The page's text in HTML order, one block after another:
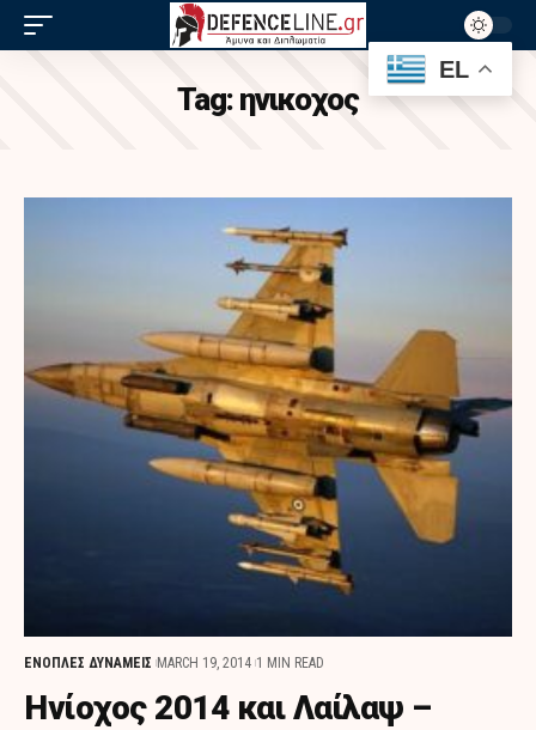
Tag: ηνικοχος
ΕΝΟΠΛΕΣ ΔΥΝΑΜΕΙΣ MARCH 19, 2014 1 MIN READ
Ηνίοχος 2014 και Λαίλαψ –
EL